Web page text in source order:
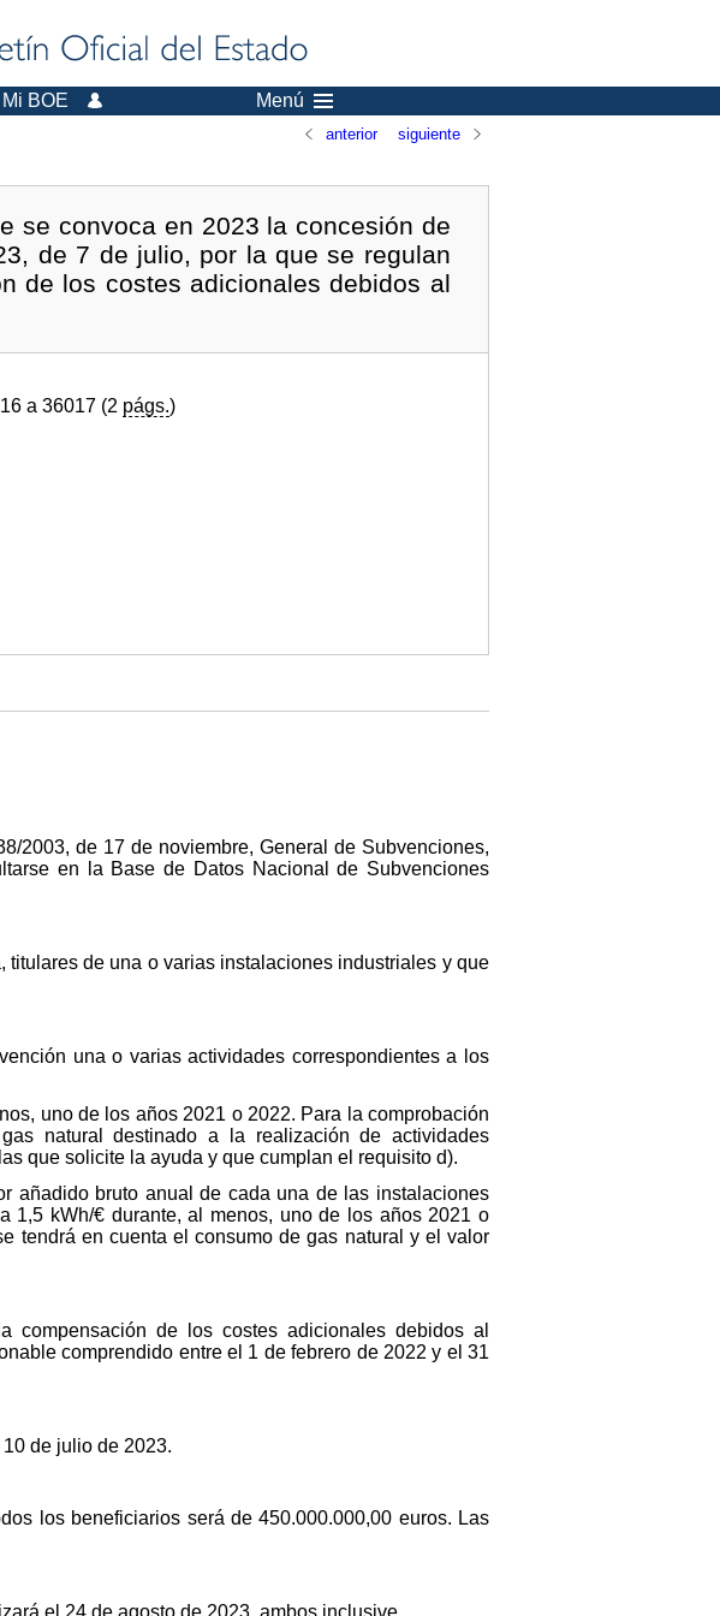
Mi BOE Menú
anterior siguiente
se convoca en 2023 la concesión de
de 7 de julio, por la que se regulan
de los costes adicionales debidos al
a 36017 (2 págs.)
2003, de 17 de noviembre, General de Subvenciones,
en la Base de Datos Nacional de Subvenciones
de una o varias instalaciones industriales y que
una o varias actividades correspondientes a los
uno de los años 2021 o 2022. Para la comprobación
natural destinado a la realización de actividades
que solicite la ayuda y que cumplan el requisito d).
añadido bruto anual de cada una de las instalaciones
1,5 kWh/€ durante, al menos, uno de los años 2021 o
tendrá en cuenta el consumo de gas natural y el valor
compensación de los costes adicionales debidos al
comprendido entre el 1 de febrero de 2022 y el 31
de julio de 2023.
los beneficiarios será de 450.000.000,00 euros. Las
el 24 de agosto de 2023, ambos inclusive.